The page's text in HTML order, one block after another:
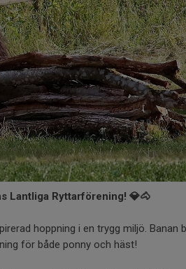
Lantliga Ryttarförening! 💎🐴
hoppning i en trygg miljö. Banan
för både ponny och häst!